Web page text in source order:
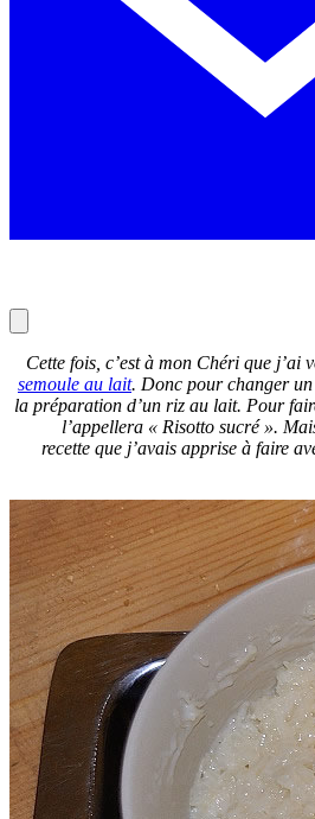
Cette fois, c’est à mon Chéri que
semoule au lait. Donc pour changer un
la préparation d’un riz au lait. Pour
l’appellera « Risotto sucré ».
recette que j’avais apprise à faire